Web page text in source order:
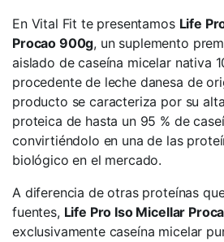
En Vital Fit te presentamos Life
Procao 900g, un suplemento
aislado de caseína micelar nativa
procedente de leche danesa de
producto se caracteriza por su
proteica de hasta un 95 % de
convirtiéndolo en una de las
biológico en el mercado.
A diferencia de otras proteínas
fuentes, Life Pro Iso Micellar
exclusivamente caseína micelar